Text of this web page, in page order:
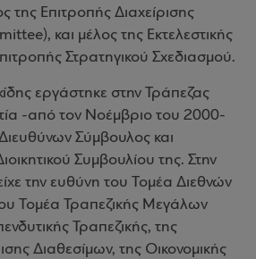
Επιτροπής Διαχείρισης
), και μέλος της Εκτελεστικής
Στρατηγικού Σχεδιασμού.
εργάστηκε στην Τράπεζας
-από τον Νοέμβριο του 2000-
Σύμβουλος και
Συμβουλίου της. Στην
την ευθύνη του Τομέα Διεθνών
Τομέα Τραπεζικής Μεγάλων
Τραπεζικής, της
Διαθεσίμων, της Οικονομικής